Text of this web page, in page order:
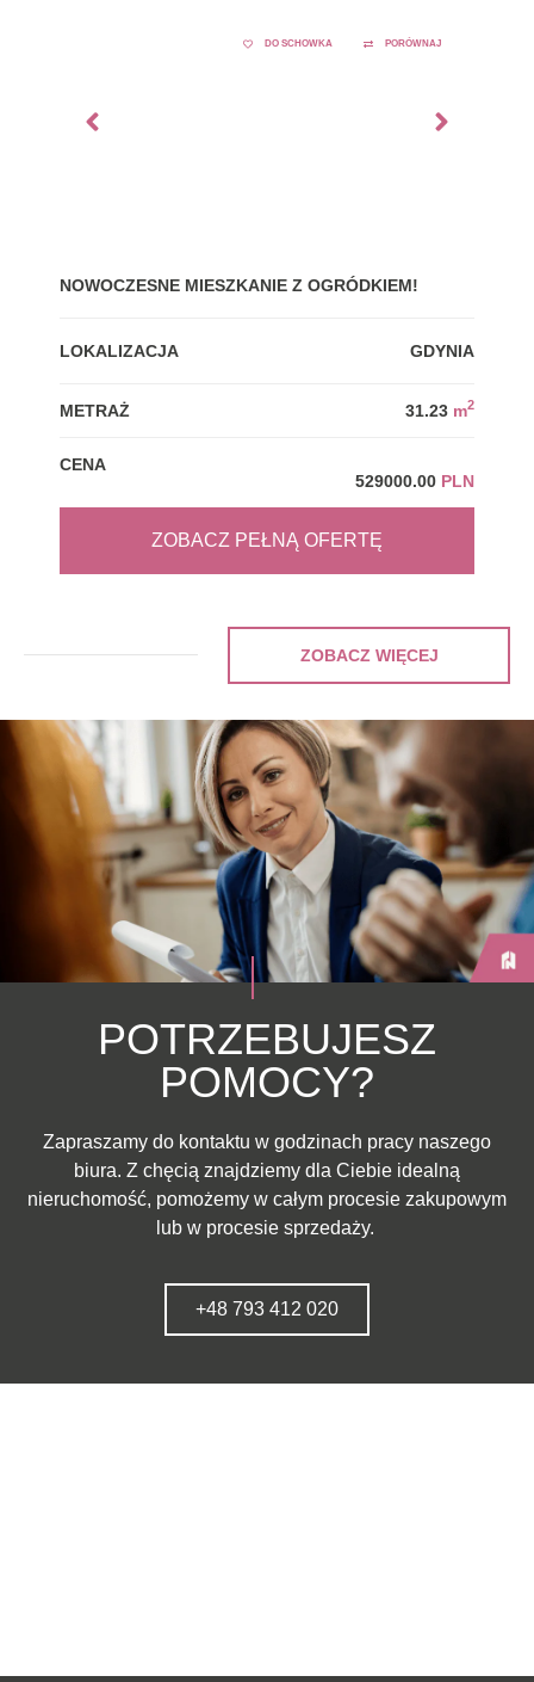
DO SCHOWKA PORÓWNAJ
NOWOCZESNE MIESZKANIE Z OGRÓDKIEM!
LOKALIZACJA GDYNIA
METRAŻ 31.23 m2
CENA
529000.00 PLN
ZOBACZ PEŁNĄ OFERTĘ
ZOBACZ WIĘCEJ
POTRZEBUJESZ
POMOCY?
Zapraszamy do kontaktu w godzinach pracy naszego
biura. Z chęcią znajdziemy dla Ciebie idealną
nieruchomość, pomożemy w całym procesie zakupowym
lub w procesie sprzedaży.
+48 793 412 020